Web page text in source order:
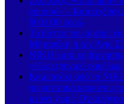
χρυσού» –
800.000 ευρώ
Το βίντεο που πρέπει
Μηταράκη ή τον Άγιο
ΝΙΚΗ κατά κυβέρνησης
«Ηλεκτρονικό
Καμπανάκι από τη
περιστατικά καρκίνου
μείνει χωρίς